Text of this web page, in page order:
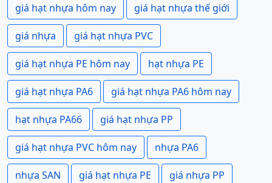
giá hạt nhựa hôm nay giá hạt nhựa thế giới
giá nhựa giá hạt nhựa PVC
giá hạt nhựa PE hôm nay hạt nhựa PE
giá hạt nhựa PA6 giá hạt nhựa PA6 hôm nay
hạt nhựa PA66 giá hạt nhựa PP
giá hạt nhựa PVC hôm nay nhựa PA6
nhựa SAN giá hạt nhựa PE giá nhựa PP